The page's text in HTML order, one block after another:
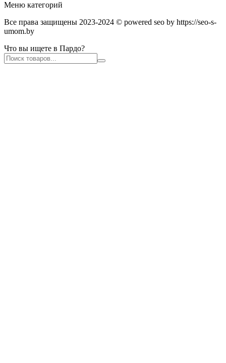
Меню категорий
Все права защищены 2023-2024 © powered seo by https://seo-s-
umom.by
Что вы ищете в Пардо?